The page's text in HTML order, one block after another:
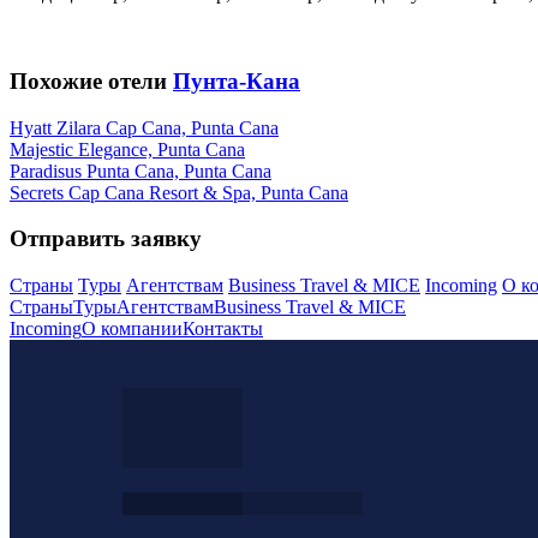
Похожие отели Пунта-Кана
Hyatt Zilara Cap Cana, Punta Cana
Majestic Elegance, Punta Cana
Paradisus Punta Cana, Punta Cana
Secrets Cap Cana Resort & Spa, Punta Cana
Отправить заявку
Страны Туры Агентствам Business Travel & MICE Incoming О
СтраныТурыАгентствамBusiness Travel & MICE
IncomingО компанииКонтакты